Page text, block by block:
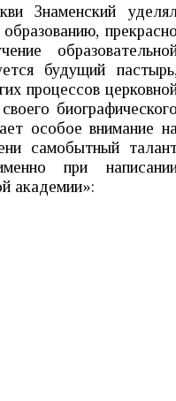
Знаменский
будущий
процессов
особое внимание
самобытный
при
академии»: